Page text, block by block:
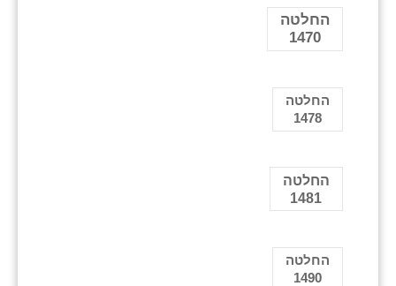
החלטה
1470
החלטה
1478
החלטה
1481
החלטה
1490